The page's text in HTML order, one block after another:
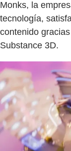
Monks, la
tecnología,
contenido
Substance 3D.